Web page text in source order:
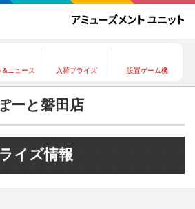
&ニュース 入荷プライズ 設置ゲーム機
ーと磐田店
イズ情報